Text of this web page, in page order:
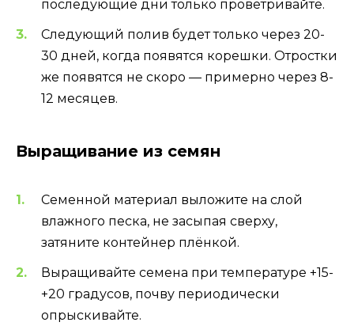
последующие дни только проветривайте.
Следующий полив будет только через 20-
30 дней, когда появятся корешки. Отростки
же появятся не скоро — примерно через 8-
12 месяцев.
Выращивание из семян
Семенной материал выложите на слой
влажного песка, не засыпая сверху,
затяните контейнер плёнкой.
Выращивайте семена при температуре +15-
+20 градусов, почву периодически
опрыскивайте.